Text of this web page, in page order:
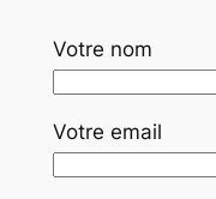
Votre nom
Votre email